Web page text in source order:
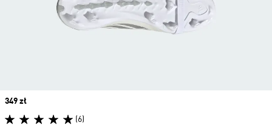
Price
349 zł
(6)